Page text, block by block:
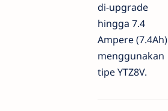
di-upgrade
hingga 7.4
Ampere (7.4Ah)
menggunakan
tipe YTZ8V.